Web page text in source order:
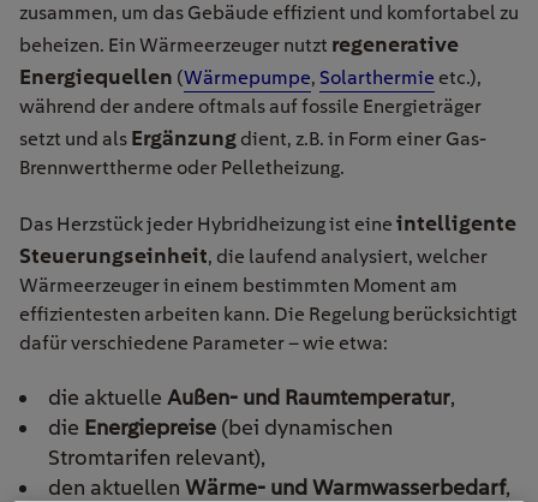
zusammen, um das Gebäude effizient und komfortabel zu
beheizen. Ein Wärmeerzeuger nutzt regenerative
Energiequellen (Wärmepumpe, Solarthermie etc.),
während der andere oftmals auf fossile Energieträger
setzt und als Ergänzung dient, z.B. in Form einer Gas-
Brennwerttherme oder Pelletheizung.
Das Herzstück jeder Hybridheizung ist eine intelligente
Steuerungseinheit, die laufend analysiert, welcher
Wärmeerzeuger in einem bestimmten Moment am
effizientesten arbeiten kann. Die Regelung berücksichtigt
dafür verschiedene Parameter – wie etwa:
die aktuelle Außen- und Raumtemperatur,
die Energiepreise (bei dynamischen
Stromtarifen relevant),
den aktuellen Wärme- und Warmwasserbedarf,